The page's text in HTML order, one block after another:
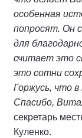
особенная
попросят. Он
для
считает это
это сотни
Горжусь, что
Спасибо,
секретарь
Куленко.